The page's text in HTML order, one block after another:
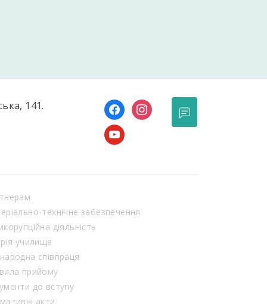
141.
facebookinstagram
youtube
технічне забезпечення
діяльність
училища
співпраця
прийому
до вступу
акти